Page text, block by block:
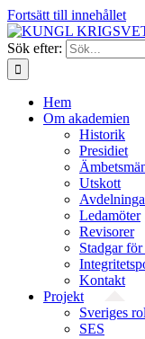
Fortsätt till innehållet
Sök efter:
Hem
Om akademien
Historik
Presidiet
Utskott
Ledamöter
Revisorer
Stadgar
Kontakt
Projekt
Sveriges
SES